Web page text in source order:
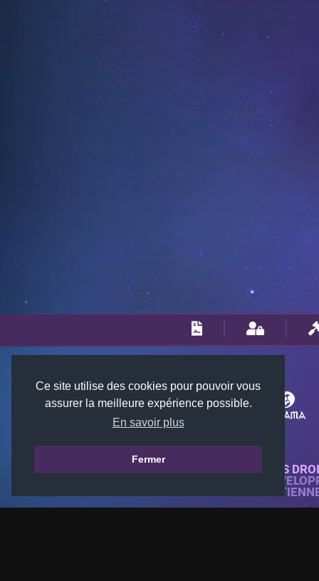
Ce site utilise des cookies pour pouvoir vous
assurer la meilleure expérience possible.
En savoir plus
Fermer
© 2018-2026 KTARENA. TOUS
SITE WEB ENTIÈREMENT
TOUTES LES IMAGES